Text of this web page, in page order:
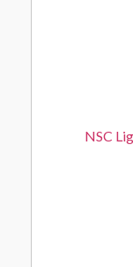
NSC